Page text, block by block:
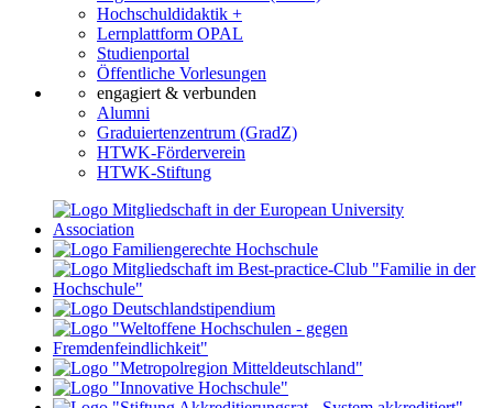
Hochschuldidaktik +
Lernplattform OPAL
Studienportal
Öffentliche Vorlesungen
engagiert & verbunden
Alumni
Graduiertenzentrum (GradZ)
HTWK-Förderverein
HTWK-Stiftung